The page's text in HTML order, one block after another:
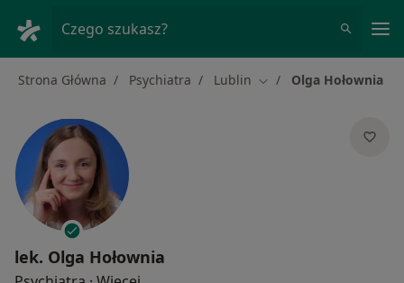
Czego szukasz?
Strona Główna Psychiatra Lublin Zmień miasto
Olga Hołownia
lek. Olga Hołownia